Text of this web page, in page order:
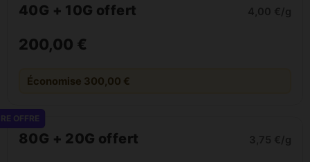
40G + 10G offert
200,00 €
Économise 300,00 €
OFFRE
80G + 20G offert